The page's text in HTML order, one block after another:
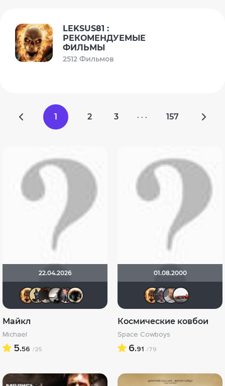
LEKSUS81 :
РЕКОМЕНДУЕМЫЕ
ФИЛЬМЫ
2512 Фильмов
1 2 3 · · · 157
22.04.2026
Leksus81
Derbish GerMaN2019
Майкл
Michael
5.56 /25
01.08.2000
Космические ковбои
Space Cowboys
6.91 /79